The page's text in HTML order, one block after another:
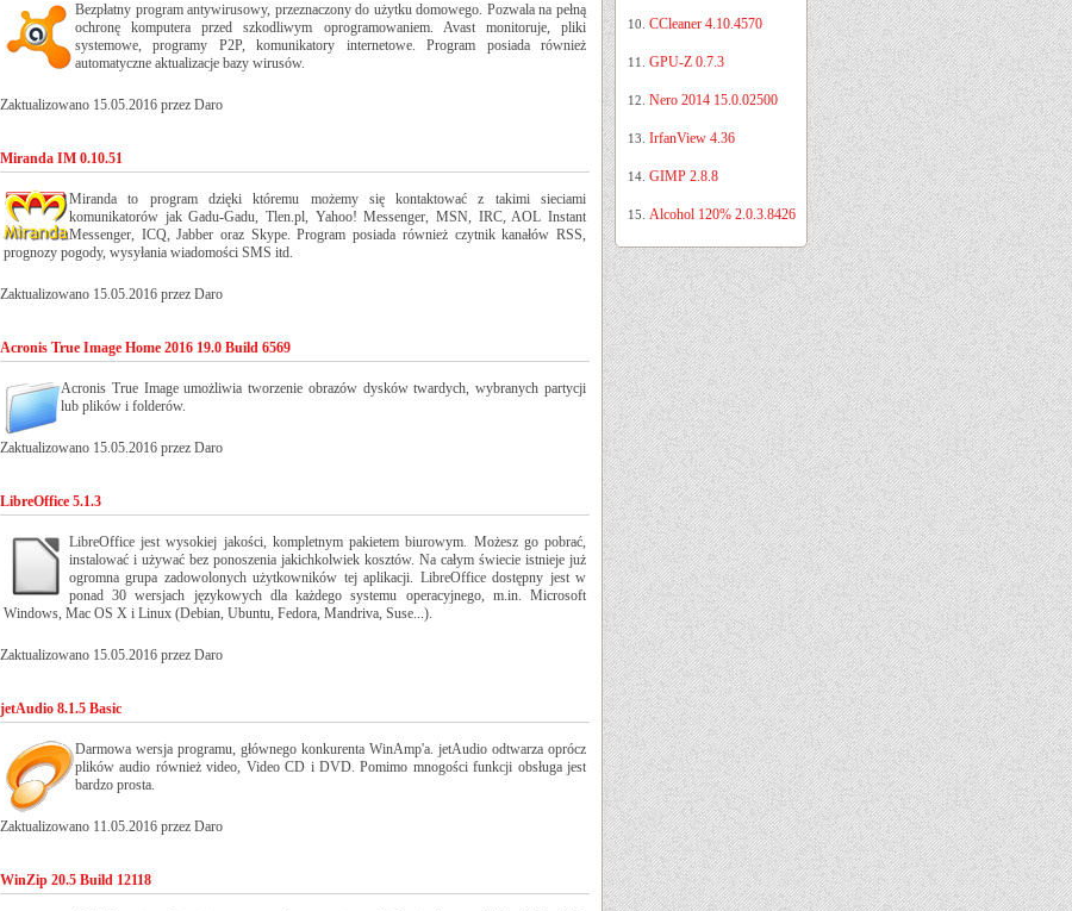
Bezpłatny program antywirusowy, przeznaczony do użytku domowego. Pozwala na pełną
ochronę komputera przed szkodliwym oprogramowaniem. Avast monitoruje, pliki
systemowe, programy P2P, komunikatory internetowe. Program posiada również
automatyczne aktualizacje bazy wirusów.
Zaktualizowano 15.05.2016 przez Daro
Miranda IM 0.10.51
Miranda to program dzięki któremu możemy się kontaktować z takimi sieciami
komunikatorów jak Gadu-Gadu, Tlen.pl, Yahoo! Messenger, MSN, IRC, AOL Instant
Messenger, ICQ, Jabber oraz Skype. Program posiada również czytnik kanałów RSS,
prognozy pogody, wysyłania wiadomości SMS itd.
Zaktualizowano 15.05.2016 przez Daro
Acronis True Image Home 2016 19.0 Build 6569
Acronis True Image umożliwia tworzenie obrazów dysków twardych, wybranych partycji
lub plików i folderów.
Zaktualizowano 15.05.2016 przez Daro
LibreOffice 5.1.3
LibreOffice jest wysokiej jakości, kompletnym pakietem biurowym. Możesz go pobrać,
instalować i używać bez ponoszenia jakichkolwiek kosztów. Na całym świecie istnieje już
ogromna grupa zadowolonych użytkowników tej aplikacji. LibreOffice dostępny jest w
ponad 30 wersjach językowych dla każdego systemu operacyjnego, m.in. Microsoft
Windows, Mac OS X i Linux (Debian, Ubuntu, Fedora, Mandriva, Suse...).
Zaktualizowano 15.05.2016 przez Daro
jetAudio 8.1.5 Basic
Darmowa wersja programu, głównego konkurenta WinAmp'a. jetAudio odtwarza oprócz
plików audio również video, Video CD i DVD. Pomimo mnogości funkcji obsługa jest
bardzo prosta.
Zaktualizowano 11.05.2016 przez Daro
WinZip 20.5 Build 12118
10. CCleaner 4.10.4570
11. GPU-Z 0.7.3
12. Nero 2014 15.0.02500
13. IrfanView 4.36
14. GIMP 2.8.8
15. Alcohol 120% 2.0.3.8426